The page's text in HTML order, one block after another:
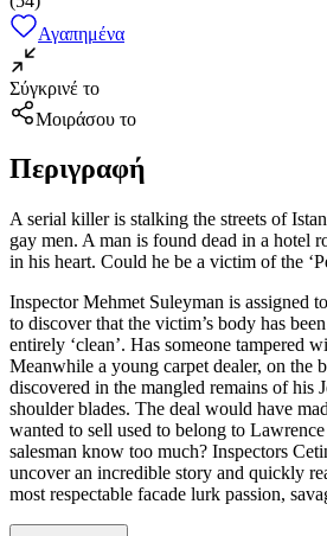
Αγαπημένα
Σύγκρινέ το
Μοιράσου το
Περιγραφή
A serial killer is stalking the streets of
gay men. A man is found dead in a hotel
in his heart. Could he be a victim of the
Inspector Mehmet Suleyman is assigned
to discover that the victim’s body has
entirely ‘clean’. Has someone tampered
Meanwhile a young carpet dealer, on the
discovered in the mangled remains of his
shoulder blades. The deal would have
wanted to sell used to belong to
salesman know too much? Inspectors
uncover an incredible story and quickly
most respectable facade lurk passion,